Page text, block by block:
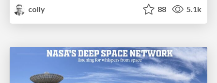
colly
88 5.1k